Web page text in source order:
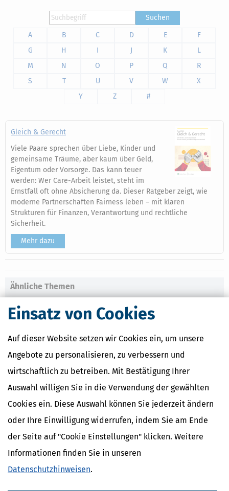
Einsatz von Cookies
Auf dieser Website setzen wir Cookies ein, um unsere
Angebote zu personalisieren, zu verbessern und
wirtschaftlich zu betreiben. Mit Bestätigung Ihrer
Auswahl willigen Sie in die Verwendung der gewählten
Cookies ein. Diese Auswahl können Sie jederzeit ändern
oder Ihre Einwilligung widerrufen, indem Sie am Ende
der Seite auf "Cookie Einstellungen" klicken. Weitere
Informationen finden Sie in unseren
Datenschutzhinweisen.
Suchen
A
B C D E
F
G
H I J K
L
M
N O P Q
R
S
T U V W
X
Y
Z #
Gleich & Gerecht
Viele Paare sprechen über Liebe, Kinder und
gemeinsame Träume, aber kaum über Geld,
Eigentum oder Vorsorge. Das kann teuer
werden: Wer Care-Arbeit leistet, steht im
Ernstfall oft ohne Absicherung da. Dieser Ratgeber zeigt, wie
moderne Partnerschaften Fairness leben – mit klaren
Strukturen für Finanzen, Verantwortung und rechtliche
Sicherheit.
Mehr dazu
Ähnliche Themen
Riester-Rente / Kinderzulage
Riester-Rente / Besteuerung
Riester-Rente / Sonderausgabenabzug
Riester-Rente / Zulage
Riester-Rente / Eigenbeteiligung
Riester-Rente / Zertifizierung